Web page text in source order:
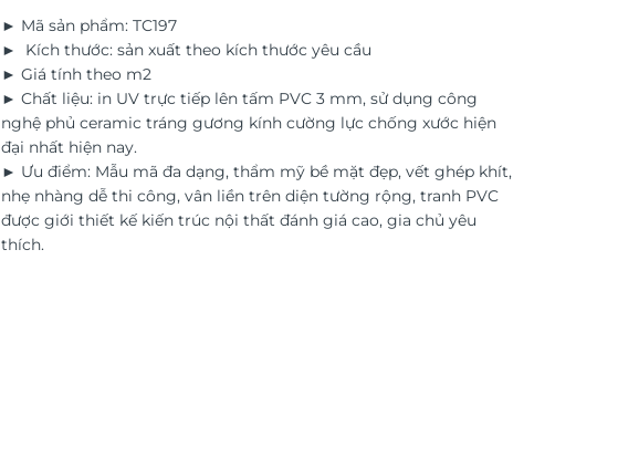
► Mã sản phẩm: TC197
► Kích thước: sản xuất theo kích thước yêu cầu
► Giá tính theo m2
► Chất liệu: in UV trực tiếp lên tấm PVC 3 mm, sử dụng công
nghệ phủ ceramic tráng gương kính cường lực chống xước hiện
đại nhất hiện nay.
► Ưu điểm: Mẫu mã đa dạng, thẩm mỹ bề mặt đẹp, vết ghép khít,
nhẹ nhàng dễ thi công, vân liền trên diện tường rộng, tranh PVC
được giới thiết kế kiến trúc nội thất đánh giá cao, gia chủ yêu
thích.